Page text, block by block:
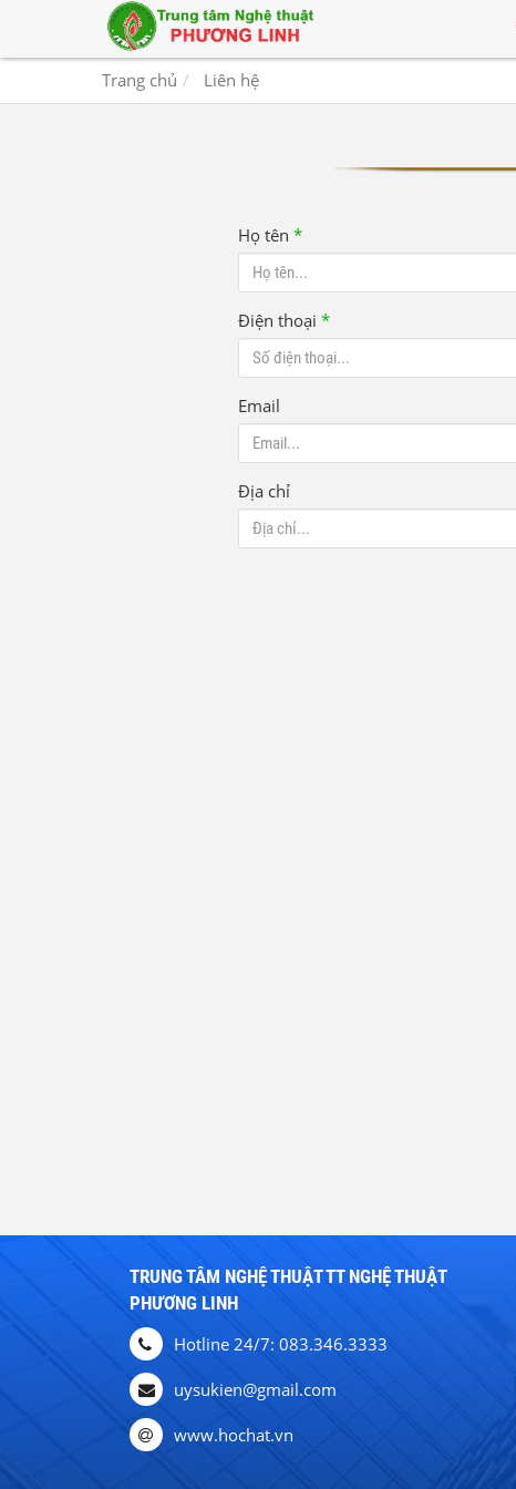
Trang chủ Liên hệ
Họ tên*
Điện thoại*
Email
Địa chỉ
TRUNG TÂM NGHỆ THUẬT TT NGHỆ THUẬT
PHƯƠNG LINH
Hotline 24/7: 083.346.3333
uysukien@gmail.com
www.hochat.vn